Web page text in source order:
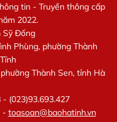
tin - Truyền thông cấp
2022.
Sỹ Đống
Phùng, phường Thành
Thành Sen, tỉnh Hà
(023)93.693.427
- toasoan@baohatinh.vn